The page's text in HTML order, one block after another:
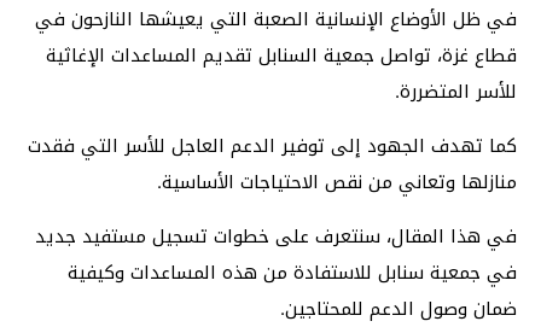
في ظل الأوضاع الإنسانية الصعبة التي يعيشها النازحون في
قطاع غزة، تواصل جمعية السنابل تقديم المساعدات الإغاثية
للأسر المتضررة.
كما تهدف الجهود إلى توفير الدعم العاجل للأسر التي فقدت
منازلها وتعاني من نقص الاحتياجات الأساسية.
في هذا المقال، سنتعرف على خطوات تسجيل مستفيد جديد
في جمعية سنابل للاستفادة من هذه المساعدات وكيفية
ضمان وصول الدعم للمحتاجين.